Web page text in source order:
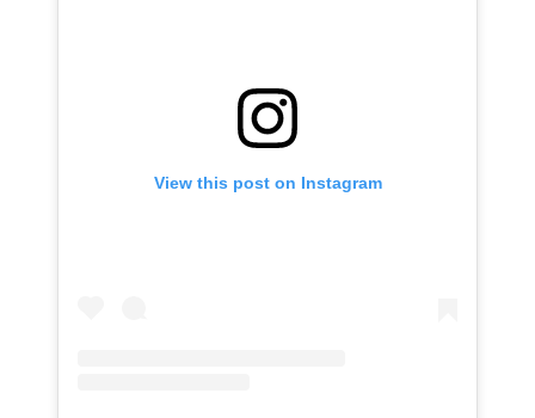
View this post on Instagram